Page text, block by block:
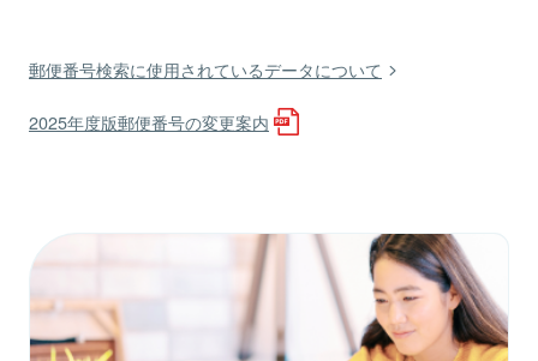
郵便番号検索に使用されているデータについて
2025年度版郵便番号の変更案内